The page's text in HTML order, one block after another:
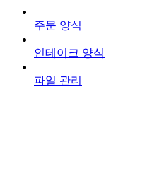
주문 양식
인테이크 양식
파일 관리